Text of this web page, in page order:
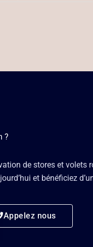
?
de stores et volets
et bénéficiez
Appelez nous